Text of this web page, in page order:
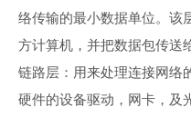
络传输的最小数据单位。该
方计算机，并把数据包传送
链路层：用来处理连接网络
硬件的设备驱动，网卡，及